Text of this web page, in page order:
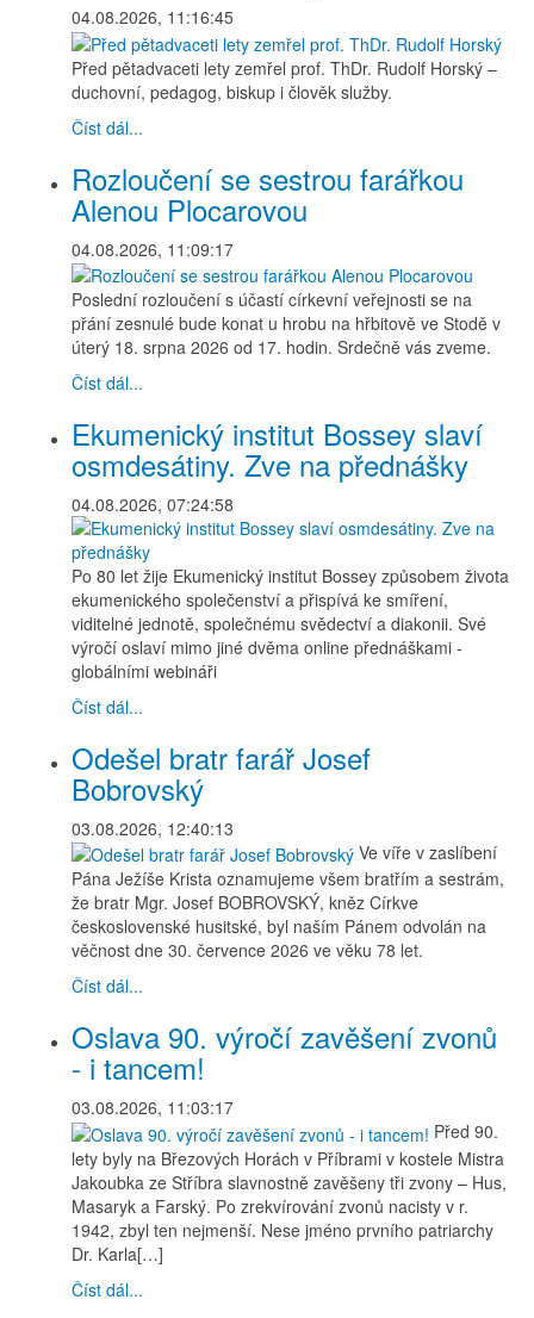
04.08.2026, 11:16:45
Před pětadvaceti lety zemřel prof. ThDr. Rudolf Horský –
duchovní, pedagog, biskup i člověk služby.
Číst dál...
Rozloučení se sestrou farářkou
Alenou Plocarovou
04.08.2026, 11:09:17
Poslední rozloučení s účastí církevní veřejnosti se na
přání zesnulé bude konat u hrobu na hřbitově ve Stodě v
úterý 18. srpna 2026 od 17. hodin. Srdečně vás zveme.
Číst dál...
Ekumenický institut Bossey slaví
osmdesátiny. Zve na přednášky
04.08.2026, 07:24:58
Po 80 let žije Ekumenický institut Bossey způsobem života
ekumenického společenství a přispívá ke smíření,
viditelné jednotě, společnému svědectví a diakonii. Své
výročí oslaví mimo jiné dvěma online přednáškami -
globálními webináři
Číst dál...
Odešel bratr farář Josef
Bobrovský
03.08.2026, 12:40:13
Ve víře v zaslíbení
Pána Ježíše Krista oznamujeme všem bratřím a sestrám,
že bratr Mgr. Josef BOBROVSKÝ, kněz Církve
československé husitské, byl naším Pánem odvolán na
věčnost dne 30. července 2026 ve věku 78 let.
Číst dál...
Oslava 90. výročí zavěšení zvonů
- i tancem!
03.08.2026, 11:03:17
Před 90.
lety byly na Březových Horách v Příbrami v kostele Mistra
Jakoubka ze Stříbra slavnostně zavěšeny tři zvony – Hus,
Masaryk a Farský. Po zrekvírování zvonů nacisty v r.
1942, zbyl ten nejmenší. Nese jméno prvního patriarchy
Dr. Karla[…]
Číst dál...